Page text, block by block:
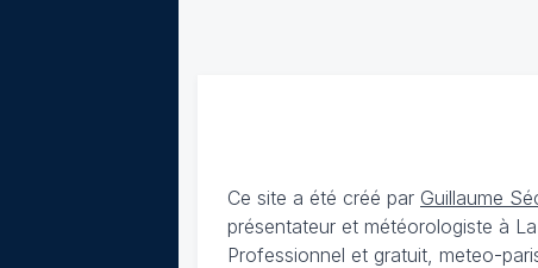
Ce site a été créé par Guillaume
présentateur et météorologiste à
Professionnel et gratuit, meteo-